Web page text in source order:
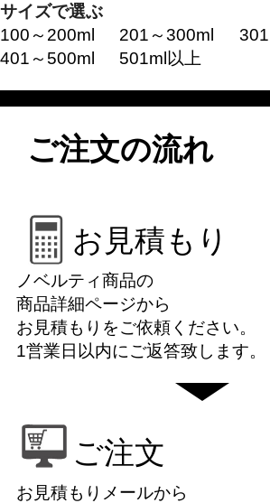
サイズで選ぶ
100～200ml
201～300ml
401～500ml
501ml以上
ご注文の流れ
お見積もり
ノベルティ商品の
商品詳細ページから
お見積もりをご依頼ください。
1営業日以内にご返答致します。
ご注文
お見積もりメールから